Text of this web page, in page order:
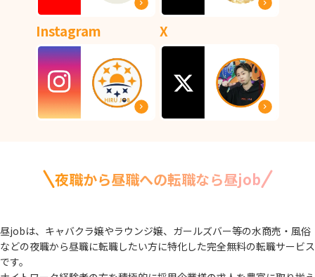
Instagram X
夜職から昼職への転職なら昼job
昼jobは、キャバクラ嬢やラウンジ嬢、ガールズバー等の水商売・風俗
などの夜職から昼職に転職したい方に特化した完全無料の転職サービス
です。